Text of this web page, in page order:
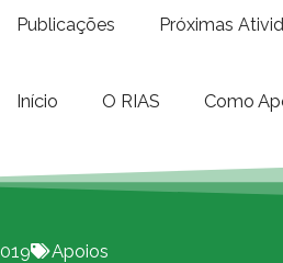
Publicações Próximas
Início O RIAS Como
Apoios